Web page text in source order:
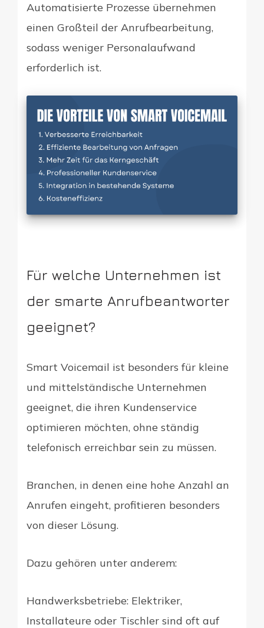
Automatisierte Prozesse übernehmen
einen Großteil der Anrufbearbeitung,
sodass weniger Personalaufwand
erforderlich ist.
Für welche Unternehmen ist
der smarte Anrufbeantworter
geeignet?
Smart Voicemail ist besonders für kleine
und mittelständische Unternehmen
geeignet, die ihren Kundenservice
optimieren möchten, ohne ständig
telefonisch erreichbar sein zu müssen.
Branchen, in denen eine hohe Anzahl an
Anrufen eingeht, profitieren besonders
von dieser Lösung.
Dazu gehören unter anderem:
Handwerksbetriebe: Elektriker,
Installateure oder Tischler sind oft auf